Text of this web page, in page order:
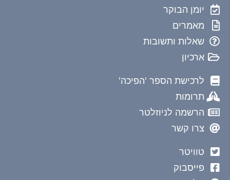
יומן הבוקר
מאמרים
שאלות ותשובות
ארכיון
לרכישת הספר 'הפיכה'
תרומות
הרשמה לניוזלטר
צרו קשר
טוויטר
פייסבוק